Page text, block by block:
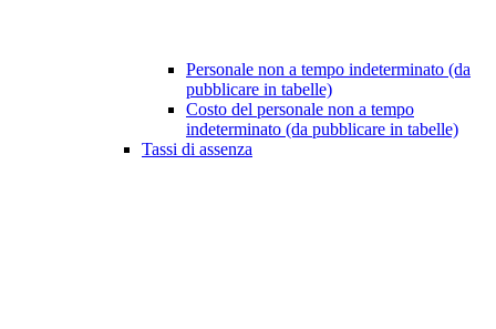
Personale non a tempo indeterminato (da
pubblicare in tabelle)
Costo del personale non a tempo
indeterminato (da pubblicare in tabelle)
Tassi di assenza